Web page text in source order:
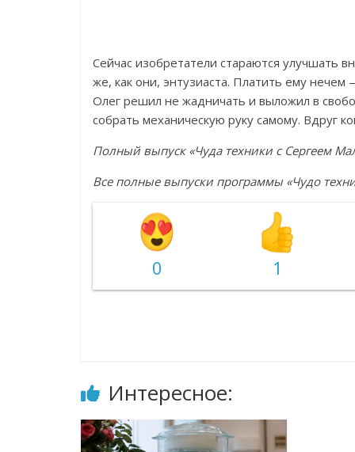
Сейчас изобретатели стараются улучшать
же, как они, энтузиаста. Платить ему
Олег решил не жадничать и выложил в
собрать механическую руку самому. Вдруг
Полный выпуск «Чуда техники с Сергеем
Все полные выпуски программы «Чудо
0 1
Интересное: